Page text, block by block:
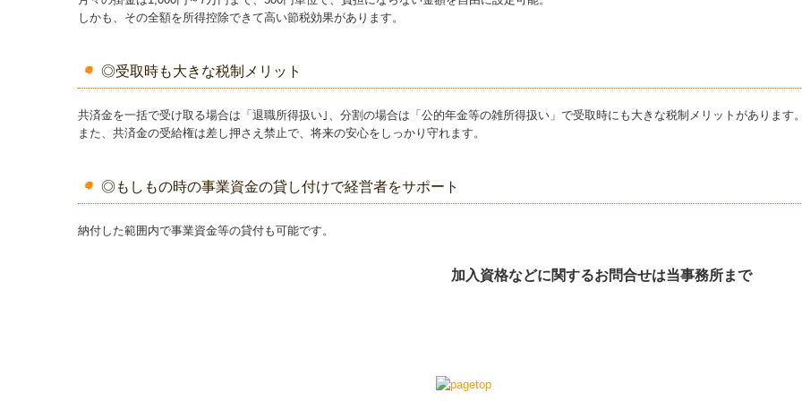
しかも、その全額を所得控除できて高い節税効果があります。
◎受取時も大きな税制メリット
共済金を一括で受け取る場合は「退職所得扱い｣、分割の場合は「公的年金等の雑所得扱い」で受取時にも大きな税制メリットがあります。
また、共済金の受給権は差し押さえ禁止で、将来の安心をしっかり守れます。
◎もしもの時の事業資金の貸し付けで経営者をサポート
納付した範囲内で事業資金等の貸付も可能です。
加入資格などに関するお問合せは当事務所まで